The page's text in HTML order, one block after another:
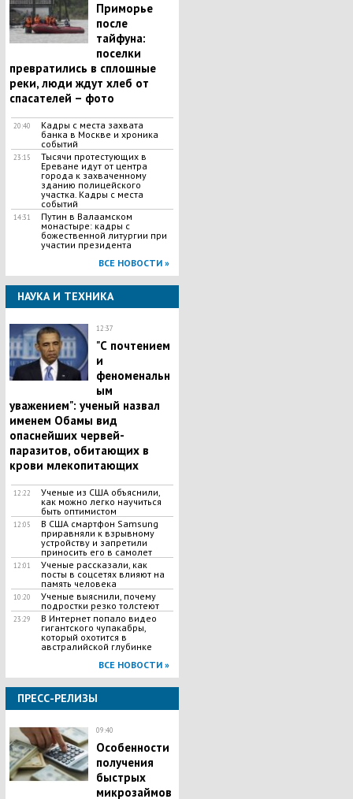
Приморье
после
тайфуна:
поселки
превратились в сплошные
реки, люди ждут хлеб от
спасателей – фото
20:40
Кадры с места захвата
банка в Москве и хроника
событий
23:15
Тысячи протестующих в
Ереване идут от центра
города к захваченному
зданию полицейского
участка. Кадры с места
событий
14:31
Путин в Валаамском
монастыре: кадры с
божественной литургии при
участии президента
ВСЕ НОВОСТИ »
НАУКА И ТЕХНИКА
12:37
"С почтением
и
феноменальн
ым
уважением": ученый назвал
именем Обамы вид
опаснейших червей-
паразитов, обитающих в
крови млекопитающих
12:22
Ученые из США объяснили,
как можно легко научиться
быть оптимистом
12:05
В США смартфон Samsung
приравняли к взрывному
устройству и запретили
приносить его в самолет
12:01
Ученые рассказали, как
посты в соцсетях влияют на
память человека
10:20
Ученые выяснили, почему
подростки резко толстеют
23:29
В Интернет попало видео
гигантского чупакабры,
который охотится в
австралийской глубинке
ВСЕ НОВОСТИ »
ПРЕСС-РЕЛИЗЫ
09:40
Особенности
получения
быстрых
микрозаймов